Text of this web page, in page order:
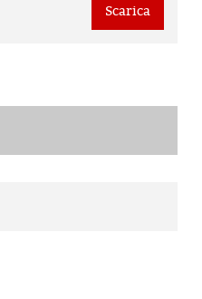
Scarica